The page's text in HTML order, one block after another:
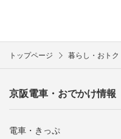
トップページ 暮らし・おトク
京阪電車・おでかけ情報
電車・きっぷ